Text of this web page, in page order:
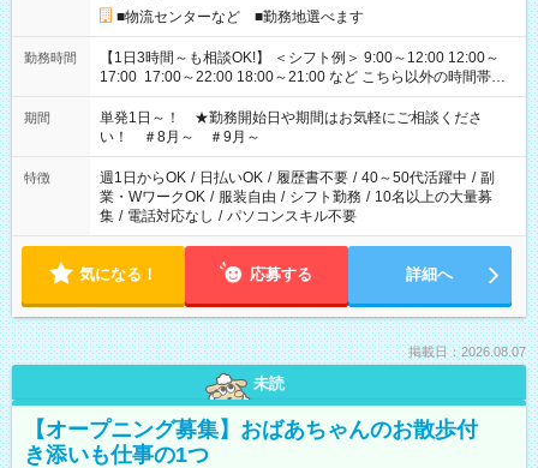
■物流センターなど ■勤務地選べます
勤務時間
【1日3時間～も相談OK!】 ＜シフト例＞ 9:00～12:00 12:00～
17:00 17:00～22:00 18:00～21:00 など こちら以外の時間帯も
お気軽にご相談ください！
期間
単発1日～！ ★勤務開始日や期間はお気軽にご相談くださ
い！ ＃8月～ ＃9月～
特徴 週1日からOK / 日払いOK / 履歴書不要 / 40～50代活躍中 / 副
業・WワークOK / 服装自由 / シフト勤務 / 10名以上の大量募
集 / 電話対応なし / パソコンスキル不要
気になる！ 応募する 詳細へ
掲載日：2026.08.07
未読
【オープニング募集】おばあちゃんのお散歩付
き添いも仕事の1つ